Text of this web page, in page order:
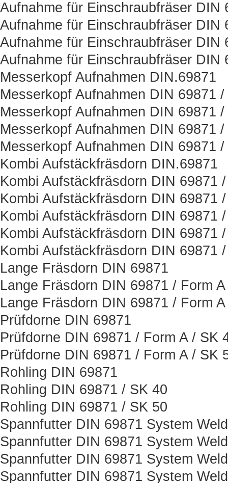
Aufnahme für Einschraubfräser DIN
Aufnahme für Einschraubfräser DIN
Aufnahme für Einschraubfräser DIN
Aufnahme für Einschraubfräser DIN
Messerkopf Aufnahmen DIN.69871
Messerkopf Aufnahmen DIN 69871
Messerkopf Aufnahmen DIN 69871
Messerkopf Aufnahmen DIN 69871
Messerkopf Aufnahmen DIN 69871
Kombi Aufstäckfräsdorn DIN.69871
Kombi Aufstäckfräsdorn DIN 69871
Kombi Aufstäckfräsdorn DIN 69871
Kombi Aufstäckfräsdorn DIN 69871
Kombi Aufstäckfräsdorn DIN 69871
Kombi Aufstäckfräsdorn DIN 69871
Lange Fräsdorn DIN 69871
Lange Fräsdorn DIN 69871 / Form
Lange Fräsdorn DIN 69871 / Form
Prüfdorne DIN 69871
Prüfdorne DIN 69871 / Form A / SK
Prüfdorne DIN 69871 / Form A / SK
Rohling DIN 69871
Rohling DIN 69871 / SK 40
Rohling DIN 69871 / SK 50
Spannfutter DIN 69871 System
Spannfutter DIN 69871 System
Spannfutter DIN 69871 System
Spannfutter DIN 69871 System